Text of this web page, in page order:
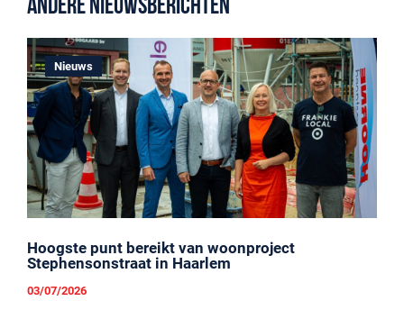
Andere nieuwsberichten
Nieuws
Hoogste punt bereikt van woonproject
Stephensonstraat in Haarlem
03/07/2026